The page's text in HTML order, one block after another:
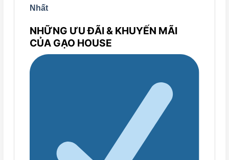
Nhất
NHỮNG ƯU ĐÃI & KHUYẾN MÃI
CỦA GẠO HOUSE